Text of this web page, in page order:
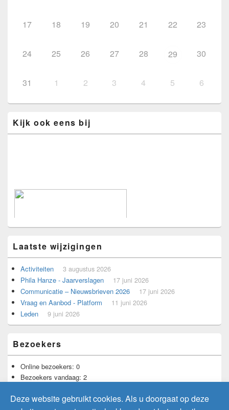
17 18 19 20 21 22 23
24 25 26 27 28 29 30
31 1 2 3 4 5 6
Kijk ook eens bij
Voorbeeld voor adverteerders.
Laatste wijzigingen
Activiteiten 3 augustus 2026
Phila Hanze - Jaarverslagen 17 juni 2026
Communicatie – Nieuwsbrieven 2026 17 juni 2026
Vraag en Aanbod - Platform 11 juni 2026
Leden 9 juni 2026
Bezoekers
Online bezoekers: 0
Bezoekers vandaag: 2
Totaal aantal bezoekers:11.730
Deze website gebruikt cookies. Als u doorgaat op deze